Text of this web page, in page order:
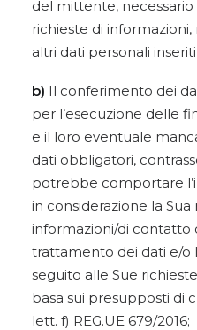
del mittente,
richieste di
altri dati personali
b) Il conferimento dei
per l’esecuzione delle
e il loro eventuale
dati obbligatori,
potrebbe comportare
in considerazione la Sua
informazioni/di contatto
trattamento dei dati e/o
seguito alle Sue
basa sui presupposti di
lett. f) REG.UE 679/2016;